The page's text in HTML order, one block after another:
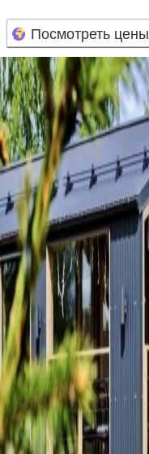
Посмотреть цены